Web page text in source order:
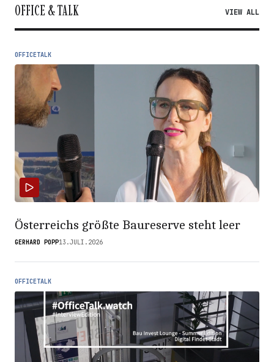
OFFICE & TALK VIEW ALL
OFFICETALK
Österreichs größte Baureserve steht leer
GERHARD POPP13.JULI.2026
OFFICETALK